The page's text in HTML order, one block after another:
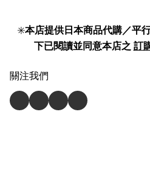
✳️本店提供日本商品代購／平
下已閱讀並同意本店之 訂
關注我們